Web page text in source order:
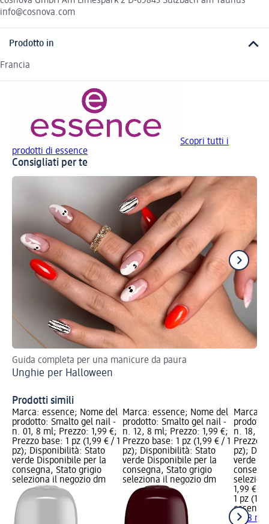
info@cosnova.com
Prodotto in
Francia
Scopri tutti i
prodotti di essence
Consigliati per te
Guida completa per una manicure da paura
Unghie per Halloween
Prodotti simili
Marca: essence; Nome del
prodotto: Smalto gel nail -
n. 01, 8 ml; Prezzo: 1,99 €;
Prezzo base: 1 pz (1,99 € / 1
pz); Disponibilità: Stato
verde Disponibile per la
consegna, Stato grigio
seleziona il negozio dm
Marca: essence; Nome del
prodotto: Smalto gel nail -
n. 12, 8 ml; Prezzo: 1,99 €;
Prezzo base: 1 pz (1,99 € / 1
pz); Disponibilità: Stato
verde Disponibile per la
consegna, Stato grigio
seleziona il negozio dm
Marca:
n. 18, 8
Prezzo
pz);
verde
1,99 €
1 pz
essence
18, 8 ml